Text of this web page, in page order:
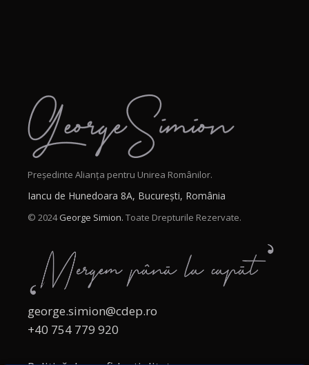
Președinte Alianța pentru Unirea Românilor.
Iancu de Hunedoara 8A, București, România
© 2024George Simion. Toate Drepturile Rezervate.
george.simion@cdep.ro
+40 754 779 920